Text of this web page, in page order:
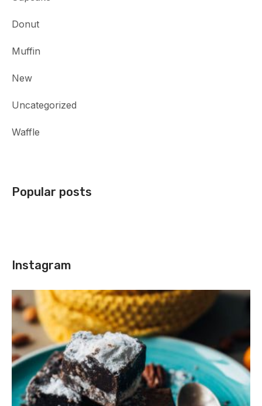
Donut
Muffin
New
Uncategorized
Waffle
Popular posts
Instagram